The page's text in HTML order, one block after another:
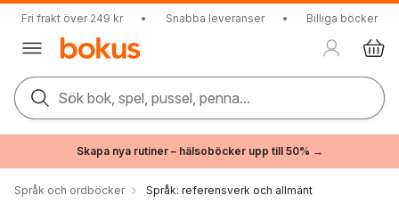
Fri frakt över 249 kr • Snabba leveranser • Billiga böcker
Sök bok, spel, pussel, penna...
Skapa nya rutiner – hälsoböcker upp till 50% →
Språk och ordböcker Språk: referensverk och allmänt